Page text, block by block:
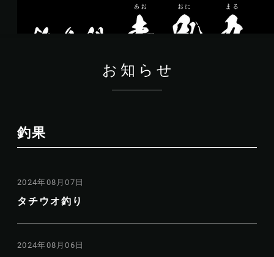
お知らせ
釣果
2024年08月07日
タチウオ釣り
2024年08月06日